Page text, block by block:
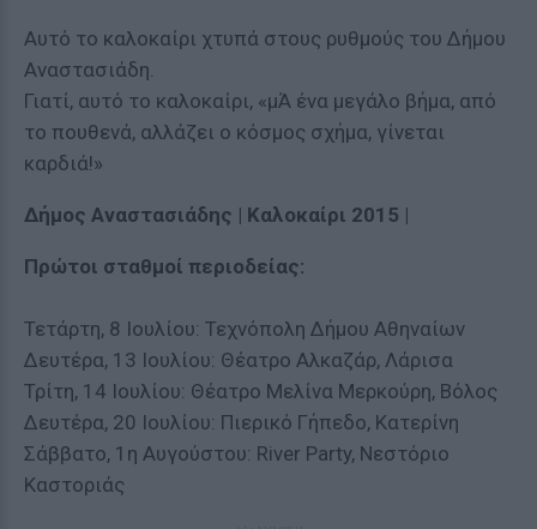
Αυτό το καλοκαίρι χτυπά στους ρυθμούς του Δήμου
Αναστασιάδη.
Γιατί, αυτό το καλοκαίρι, «μΆ ένα μεγάλο βήμα, από
το πουθενά, αλλάζει ο κόσμος σχήμα, γίνεται
καρδιά!»
Δήμος Αναστασιάδης | Καλοκαίρι 2015 |
Πρώτοι σταθμοί περιοδείας:
Τετάρτη, 8 Ιουλίου: Τεχνόπολη Δήμου Αθηναίων
Δευτέρα, 13 Ιουλίου: Θέατρο Αλκαζάρ, Λάρισα
Τρίτη, 14 Ιουλίου: Θέατρο Μελίνα Μερκούρη, Βόλος
Δευτέρα, 20 Ιουλίου: Πιερικό Γήπεδο, Κατερίνη
Σάββατο, 1η Αυγούστου: River Party, Νεστόριο
Καστοριάς